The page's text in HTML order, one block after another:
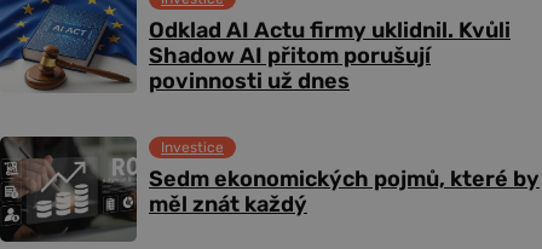
Odklad AI Actu firmy uklidnil. Kvůli
Shadow AI přitom porušují
povinnosti už dnes
Sedm ekonomických pojmů, které by
měl znát každý
Investice